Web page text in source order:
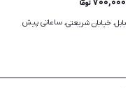
بابل، خیابان شریعتی، ساعاتی پیش